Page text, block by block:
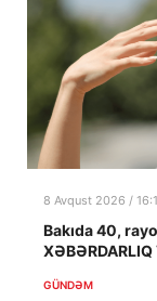
8 Avqust 2026 /
Bakıda 40,
GÜNDƏM